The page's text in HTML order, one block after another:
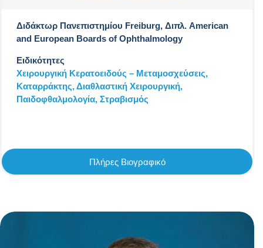
Διδάκτωρ Πανεπιστημίου Freiburg, Διπλ. American
and European Boards of Ophthalmology
Ειδικότητες
Χειρουργική Κερατοειδούς – Μεταμοσχεύσεις,
Καταρράκτης,Διαθλαστική Χειρουργική,
Παιδοφθαλμολογία, Στραβισμός
Πλήρες Βιογραφικό